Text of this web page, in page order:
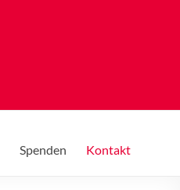
Spenden Kontakt